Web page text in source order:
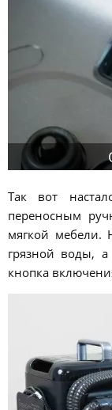
Так вот
переносным
мягкой мебели.
грязной воды,
кнопка